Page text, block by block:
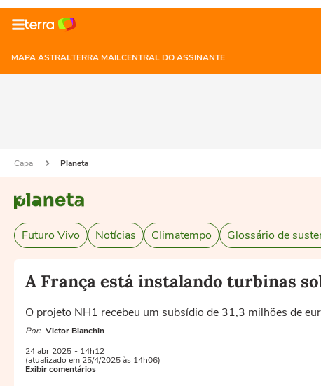
MAPA ASTRALTERRA MAILCENTRAL DO ASSINANTE
Capa Planeta
Futuro Vivo Notícias Climatempo Glossário de
A França está instalando turbinas
O projeto NH1 recebeu um subsídio de 31,3 milhões de
Por: Victor Bianchin
24 abr 2025 - 14h12
(atualizado em 25/4/2025 às 14h06)
Exibir comentários